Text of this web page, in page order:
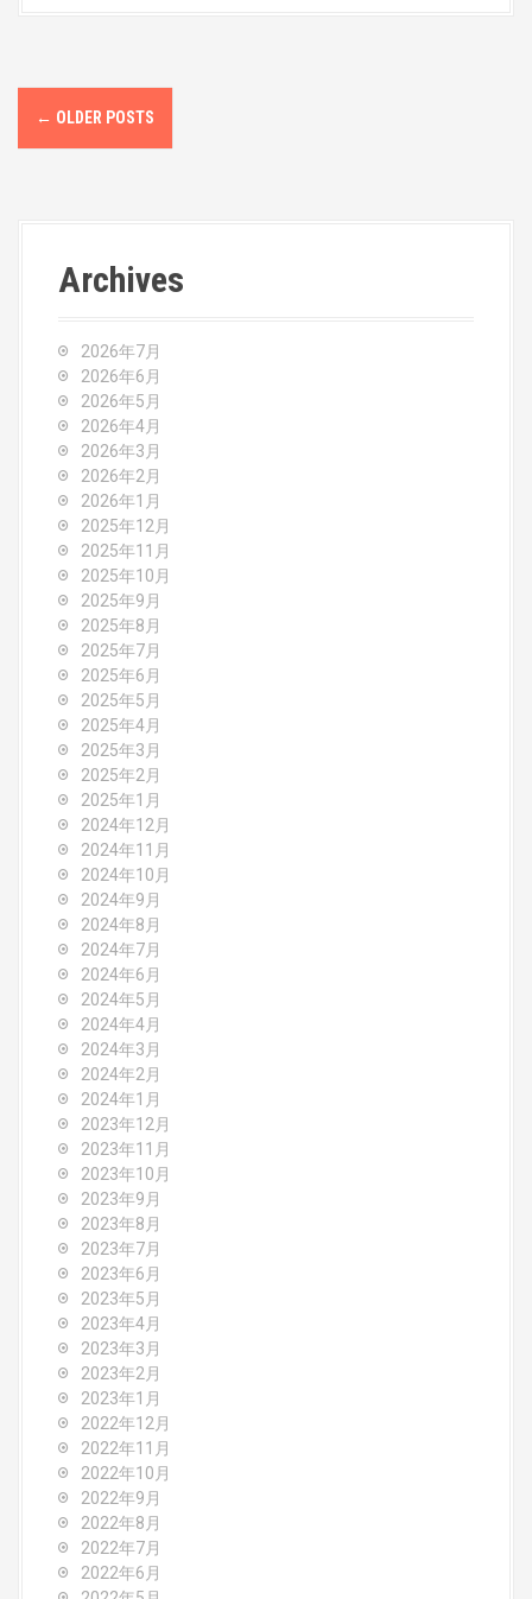
P
o
← OLDER POSTS
Archives
2026年7月
2026年6月
2026年5月
2026年4月
2026年3月
2026年2月
2026年1月
2025年12月
2025年11月
2025年10月
2025年9月
2025年8月
2025年7月
2025年6月
2025年5月
2025年4月
2025年3月
2025年2月
2025年1月
2024年12月
2024年11月
2024年10月
2024年9月
2024年8月
2024年7月
2024年6月
2024年5月
2024年4月
2024年3月
2024年2月
2024年1月
2023年12月
2023年11月
2023年10月
2023年9月
2023年8月
2023年7月
2023年6月
2023年5月
2023年4月
2023年3月
2023年2月
2023年1月
2022年12月
2022年11月
2022年10月
2022年9月
2022年8月
2022年7月
2022年6月